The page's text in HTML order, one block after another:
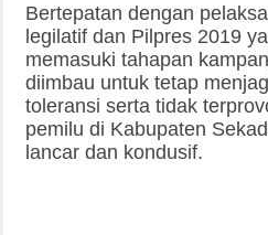
Bertepatan dengan
legilatif dan Pilpres 2019
memasuki tahapan
diimbau untuk tetap
toleransi serta tidak
pemilu di Kabupaten
lancar dan kondusif.